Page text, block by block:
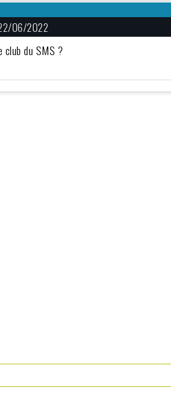
06/2022
club du SMS ?